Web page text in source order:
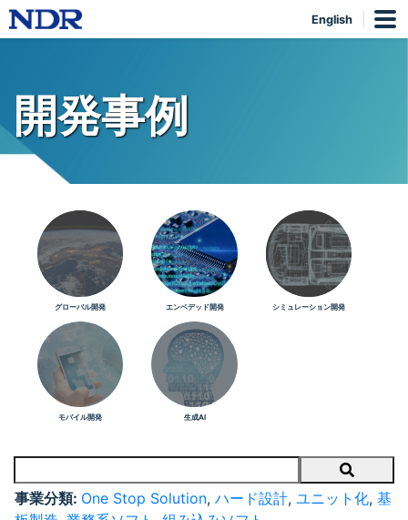
English
開発事例
グローバル開発 エンベデッド開発 シミュレーション開発
モバイル開発 生成AI
Search
事業分類: One Stop Solution, ハード設計, ユニット化, 基